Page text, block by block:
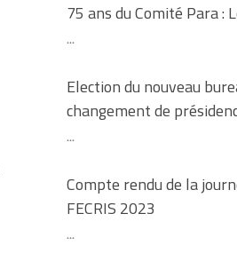
75 ans du Comité Para :
...
Election du nouveau
changement de
...
Compte rendu de la
FECRIS 2023
...